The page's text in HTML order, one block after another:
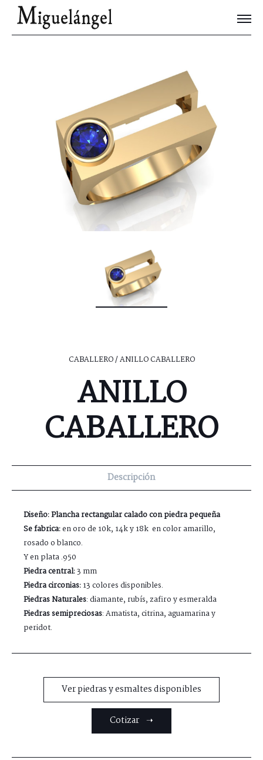
Joyas Únicas
Blog
Contacto
CABALLERO/ ANILLO CABALLERO
ANILLO
CABALLERO
Descripción
Diseño: Plancha rectangular calado con piedra pequeña
Se fabrica:en oro de 10k, 14k y 18k en color amarillo,
rosado o blanco.
Y en plata .950
Piedra central:3 mm
Piedra circonias:13 colores disponibles.
Piedras Naturales: diamante, rubís, zafiro y esmeralda
Piedras semipreciosas: Amatista, citrina, aguamarina y
peridot.
Ver piedras y esmaltes disponibles
Cotizar ➝